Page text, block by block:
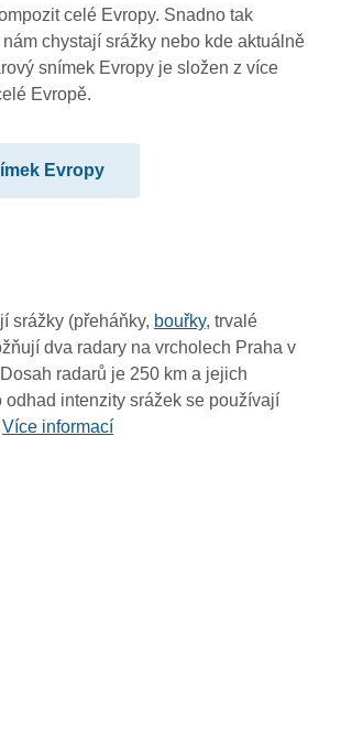
15:40
15:30
15:20
13:40
13:30
13:20
13:10
celé Evropy. Snadno tak
chystají srážky nebo kde aktuálně
snímek Evropy je složen z více
Evropě.
Evropy
srážky (přeháňky, bouřky, trvalé
dva radary na vrcholech Praha v
radarů je 250 km a jejich
intenzity srážek se používají
Více informací